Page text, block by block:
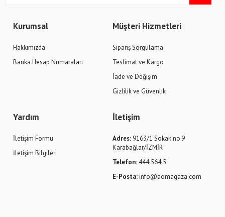
Kurumsal
Hakkımızda
Banka Hesap Numaraları
Müşteri Hizmetleri
Sipariş Sorgulama
Teslimat ve Kargo
İade ve Değişim
Gizlilik ve Güvenlik
Yardım
İletişim Formu
İletişim Bilgileri
İletişim
Adres: 9163/1 Sokak no:9
Karabağlar/İZMİR
Telefon: 444 564 5
E-Posta:info@aomagaza.com